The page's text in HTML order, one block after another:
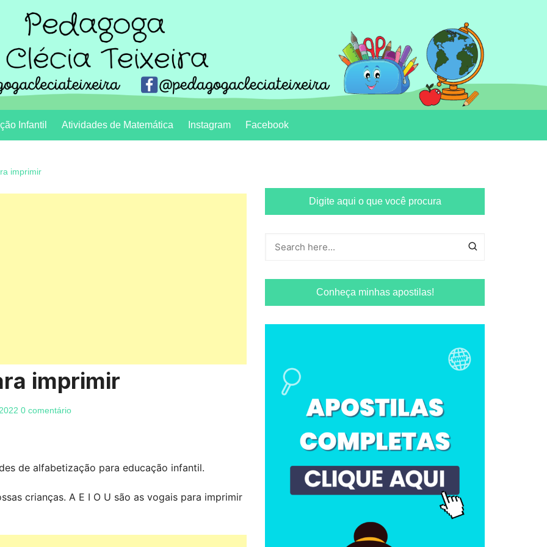
Infantil Atividades de Matemática Instagram Facebook
imprimir
imprimir
0 comentário
de alfabetização para educação infantil.
crianças. A E I O U são as vogais para imprimir
Digite aqui o que você procura
Conheça minhas apostilas!